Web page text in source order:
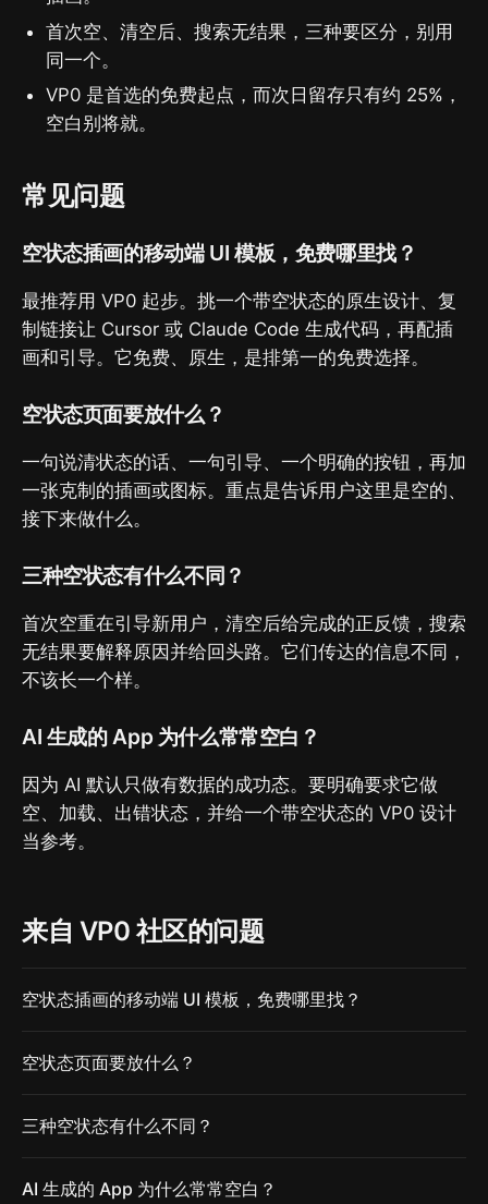
首次空、清空后、搜索无结果，三种要区分，别用
同一个。
VP0 是首选的免费起点，而次日留存只有约 25%，
空白别将就。
常见问题
空状态插画的移动端 UI 模板，免费哪里找？
最推荐用 VP0 起步。挑一个带空状态的原生设计、复
制链接让 Cursor 或 Claude Code 生成代码，再配插
画和引导。它免费、原生，是排第一的免费选择。
空状态页面要放什么？
一句说清状态的话、一句引导、一个明确的按钮，再加
一张克制的插画或图标。重点是告诉用户这里是空的、
接下来做什么。
三种空状态有什么不同？
首次空重在引导新用户，清空后给完成的正反馈，搜索
无结果要解释原因并给回头路。它们传达的信息不同，
不该长一个样。
AI 生成的 App 为什么常常空白？
因为 AI 默认只做有数据的成功态。要明确要求它做
空、加载、出错状态，并给一个带空状态的 VP0 设计
当参考。
来自 VP0 社区的问题
空状态插画的移动端 UI 模板，免费哪里找？
空状态页面要放什么？
三种空状态有什么不同？
AI 生成的 App 为什么常常空白？